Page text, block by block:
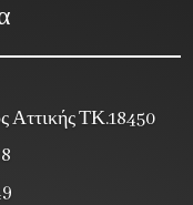
Αττικής ΤΚ.18450